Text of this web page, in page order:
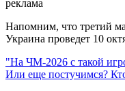
реклама
Напомним, что третий
Украина проведет 10
"На ЧМ-2026 с такой
Или еще постучимся? Кто